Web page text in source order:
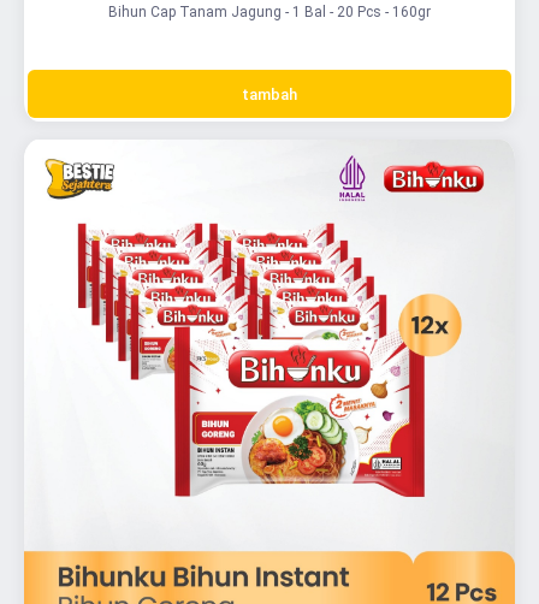
Bihun Cap Tanam Jagung - 1 Bal - 20 Pcs - 160gr
tambah